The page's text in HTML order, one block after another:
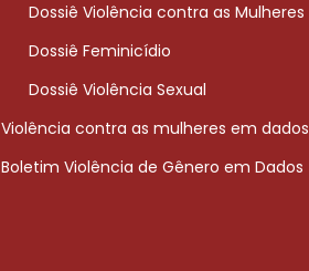
Dossiê Violência contra as Mulheres
Dossiê Feminicídio
Dossiê Violência Sexual
Violência contra as mulheres em dados
Boletim Violência de Gênero em Dados